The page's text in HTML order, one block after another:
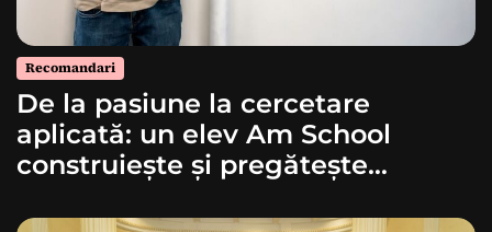
Recomandari
De la pasiune la cercetare
aplicată: un elev Am School
construiește și pregătește